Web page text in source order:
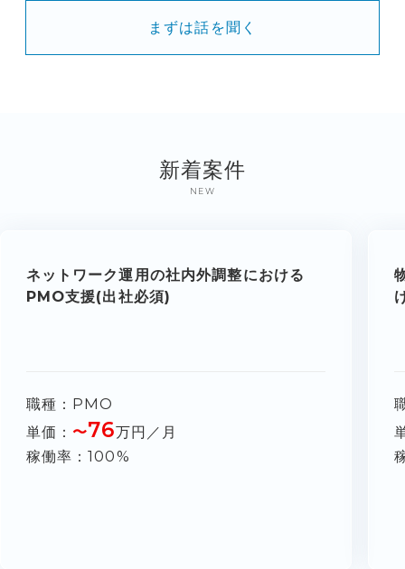
まずは話を聞く
新着案件
NEW
ネットワーク運用の社内外調整における
PMO支援(出社必須)
職種
PMO
単価
〜76万円／月
稼働率
100%